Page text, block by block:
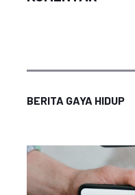
BERITA GAYA HIDUP